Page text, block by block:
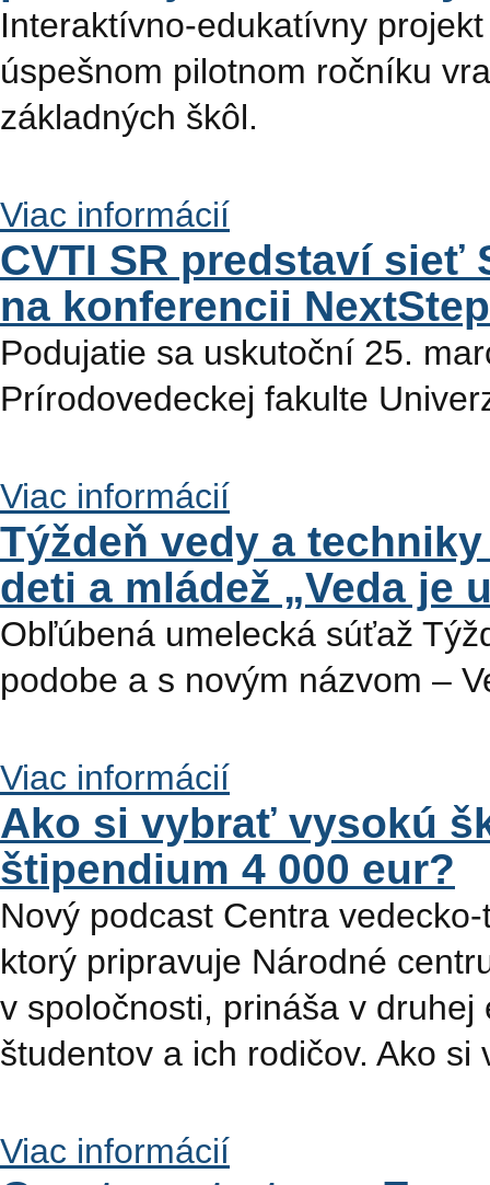
Interaktívno-edukatívny
úspešnom pilotnom ročníku
základných škôl.
Viac informácií
CVTI SR predstaví sieť
na konferencii
Podujatie sa uskutoční 25.
Prírodovedeckej fakulte
Viac informácií
Týždeň vedy a
deti a mládež „Veda je
Obľúbená umelecká súťaž
podobe a s novým názvom –
Viac informácií
Ako si vybrať vysokú
štipendium 4 000 eur?
Nový podcast Centra
ktorý pripravuje Národné
v spoločnosti, prináša v
študentov a ich rodičov. Ako
Viac informácií